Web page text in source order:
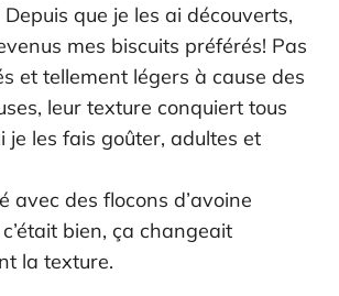
Depuis que je les ai découverts,
mes biscuits préférés! Pas
et tellement légers à cause des
leur texture conquiert tous
je les fais goûter, adultes et
avec des flocons d’avoine
bien, ça changeait
la texture.